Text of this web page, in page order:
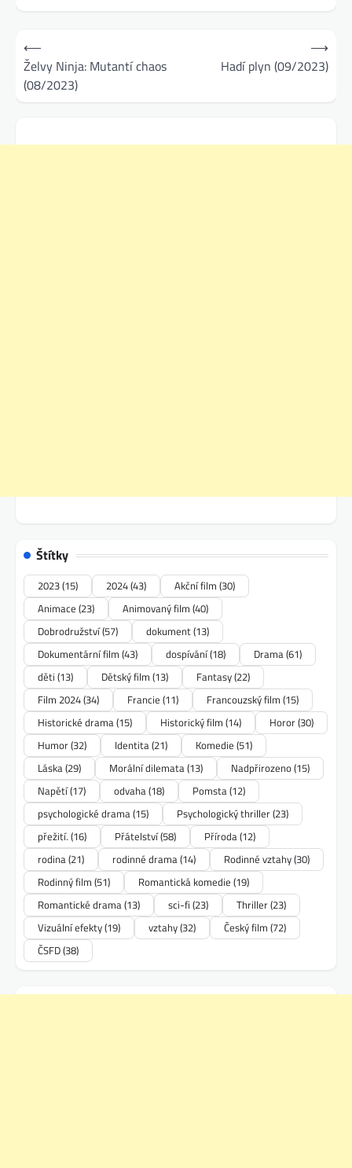
Navigace
pro
příspěvek
⟵
Želvy Ninja: Mutantí chaos
(08/2023)
Hadí plyn (09/2023)
⟶
Štítky
2023(15) 2024(43) Akční film (30)
Animace (23) Animovaný film (40)
Dobrodružství(57) dokument(13)
Dokumentární film (43) dospívání(18) Drama(61)
děti (13) Dětský film (13) Fantasy(22)
Film 2024(34) Francie (11) Francouzský film (15)
Historické drama(15) Historický film (14) Horor(30)
Humor(32) Identita(21) Komedie (51)
Láska(29) Morální dilemata(13) Nadpřirozeno(15)
Napětí(17) odvaha(18) Pomsta(12)
psychologické drama(15) Psychologický thriller(23)
přežití. (16) Přátelství(58) Příroda(12)
rodina(21) rodinné drama(14) Rodinné vztahy(30)
Rodinný film (51) Romantická komedie (19)
Romantické drama(13) sci-fi (23) Thriller(23)
Vizuální efekty(19) vztahy(32) Český film (72)
ČSFD(38)